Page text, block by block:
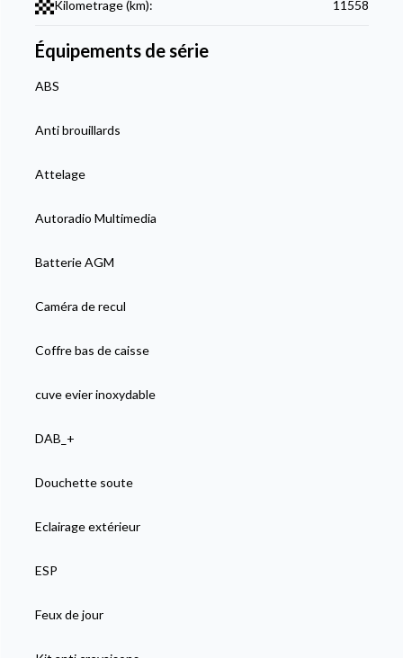
Kilometrage (km): 11558
Équipements de série
ABS
Anti brouillards
Attelage
Autoradio Multimedia
Batterie AGM
Caméra de recul
Coffre bas de caisse
cuve evier inoxydable
DAB_+
Douchette soute
Eclairage extérieur
ESP
Feux de jour